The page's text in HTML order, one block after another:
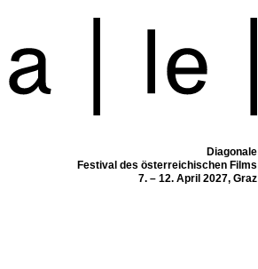
Diagonale
Festival des österreichischen Films
7. – 12. April 2027, Graz